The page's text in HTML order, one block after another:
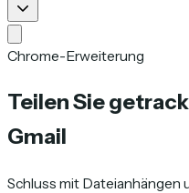
Chrome-Erweiterung
Teilen Sie
Gmail
Schluss mit Dateianhängen